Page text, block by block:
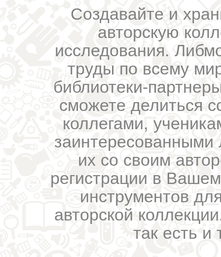
Создавайте и
авторскую
исследования.
труды по всему
библиотеки-
сможете делиться
коллегами,
их со своим
регистрации в
инструментов
авторской
так есть и